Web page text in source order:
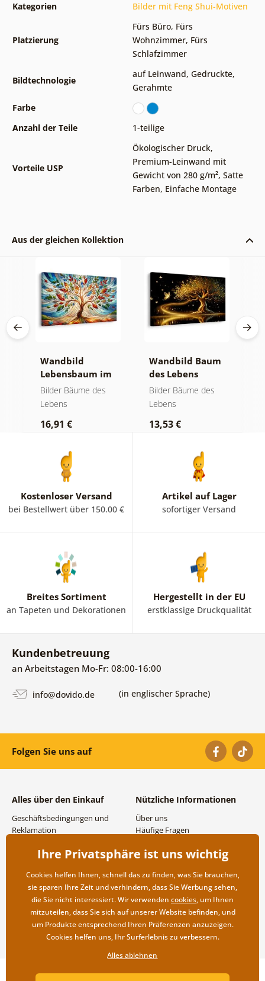
Kategorien Bilder mit Feng Shui-Motiven
Platzierung
Fürs Büro, Fürs
Wohnzimmer, Fürs
Schlafzimmer
Bildtechnologie
auf Leinwand, Gedruckte,
Gerahmte
Farbe
Anzahl der Teile
1-teilige
Vorteile USP
Ökologischer Druck,
Premium-Leinwand mit
Gewicht von 280 g/m², Satte
Farben, Einfache Montage
Aus der gleichen Kollektion
Wandbild
Lebensbaum im
bunten
Glasfenster
Bilder Bäume des
Lebens
16,91 €
Wandbild Baum
des Lebens
goldene Magie
Bilder Bäume des
Lebens
13,53 €
Kostenloser Versand
bei Bestellwert über 150.00 €
Artikel auf Lager
sofortiger Versand
Breites Sortiment
an Tapeten und Dekorationen
Hergestellt in der EU
erstklassige Druckqualität
Kundenbetreuung
an Arbeitstagen Mo-Fr: 08:00-16:00
info@dovido.de (in englischer Sprache)
Folgen Sie uns auf
Alles über den Einkauf
Geschäftsbedingungen und
Reklamation
Versand- und
Rücksendung der Ware
Nützliche Informationen
Über uns
Häufige Fragen
Großhandel und
Copyright ©2019 © Dovido.at.
Ihre Privatsphäre ist uns wichtig
Cookies helfen Ihnen, schnell das zu finden, was Sie brauchen,
sie sparen Ihre Zeit und verhindern, dass Sie Werbung sehen,
die Sie nicht interessiert. Wir verwenden cookies, um Ihnen
mitzuteilen, dass Sie sich auf unserer Website befinden, und
um Produkte entsprechend Ihren Präferenzen anzuzeigen.
Cookies helfen uns, Ihr Surferlebnis zu verbessern.
Alles ablehnen